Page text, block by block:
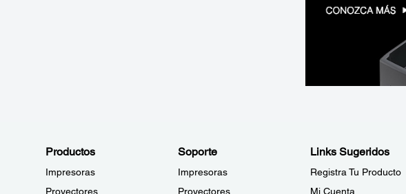
Productos
Impresoras
Proyectores
Soporte
Impresoras
Proyectores
Links Sugeridos
Registra Tu Producto
Mi Cuenta